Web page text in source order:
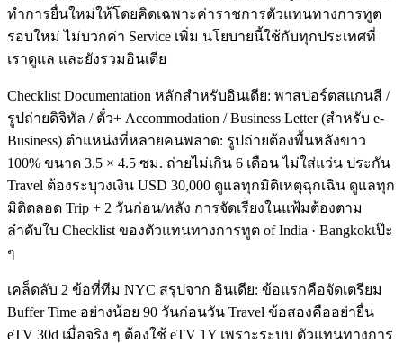
ทำการยื่นใหม่ให้โดยคิดเฉพาะค่าราชการตัวแทนทางการทูต
รอบใหม่ ไม่บวกค่า Service เพิ่ม นโยบายนี้ใช้กับทุกประเทศที่
เราดูแล และยังรวมอินเดีย
Checklist Documentation หลักสำหรับอินเดีย: พาสปอร์ตสแกนสี /
รูปถ่ายดิจิทัล / ตั๋ว+ Accommodation / Business Letter (สำหรับ e-
Business) ตำแหน่งที่หลายคนพลาด: รูปถ่ายต้องพื้นหลังขาว
100% ขนาด 3.5 × 4.5 ซม. ถ่ายไม่เกิน 6 เดือน ไม่ใส่แว่น ประกัน
Travel ต้องระบุวงเงิน USD 30,000 ดูแลทุกมิติเหตุฉุกเฉิน ดูแลทุก
มิติตลอด Trip + 2 วันก่อน/หลัง การจัดเรียงในแฟ้มต้องตาม
ลำดับใบ Checklist ของตัวแทนทางการทูต of India · Bangkokเป๊ะ
ๆ
เคล็ดลับ 2 ข้อที่ทีม NYC สรุปจาก อินเดีย: ข้อแรกคือจัดเตรียม
Buffer Time อย่างน้อย 90 วันก่อนวัน Travel ข้อสองคืออย่ายื่น
eTV 30d เมื่อจริง ๆ ต้องใช้ eTV 1Y เพราะระบบ ตัวแทนทางการ